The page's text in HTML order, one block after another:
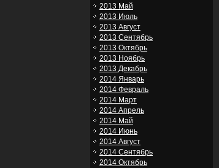
2013 Май
2013 Июль
2013 Август
2013 Сентябрь
2013 Октябрь
2013 Ноябрь
2013 Декабрь
2014 Январь
2014 Февраль
2014 Март
2014 Апрель
2014 Май
2014 Июнь
2014 Август
2014 Сентябрь
2014 Октябрь